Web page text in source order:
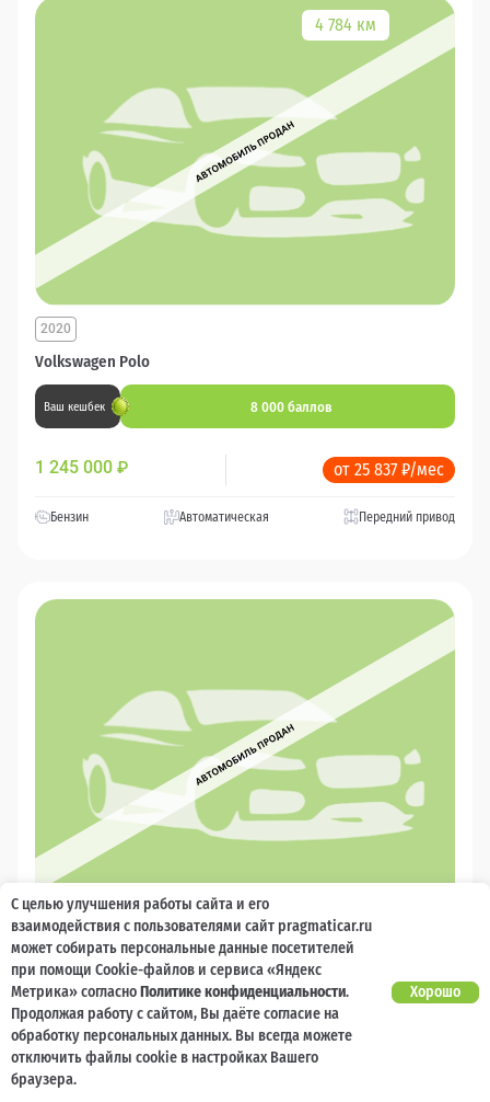
4 784 км
Volkswagen Polo
2020
Ваш кешбек 8 000 баллов
1 245 000 ₽ от 25 837 ₽/мес
Бензин Автоматическая Передний привод
Volkswagen Polo
2015
Ваш кешбек 2 000 баллов
480 000
С целью улучшения работы сайта и его
взаимодействия с пользователями сайт pragmaticar.ru
может собирать персональные данные посетителей
при помощи Cookie-файлов и сервиса «Яндекс
Метрика» согласноПолитике конфиденциальности.
Продолжая работу с сайтом, Вы даёте согласие на
обработку персональных данных. Вы всегда можете
отключить файлы cookie в настройках Вашего
браузера.
Хорошо